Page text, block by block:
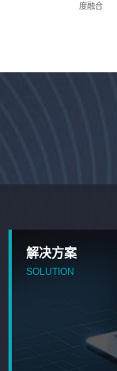
度融合
解决方案
SOLUTION